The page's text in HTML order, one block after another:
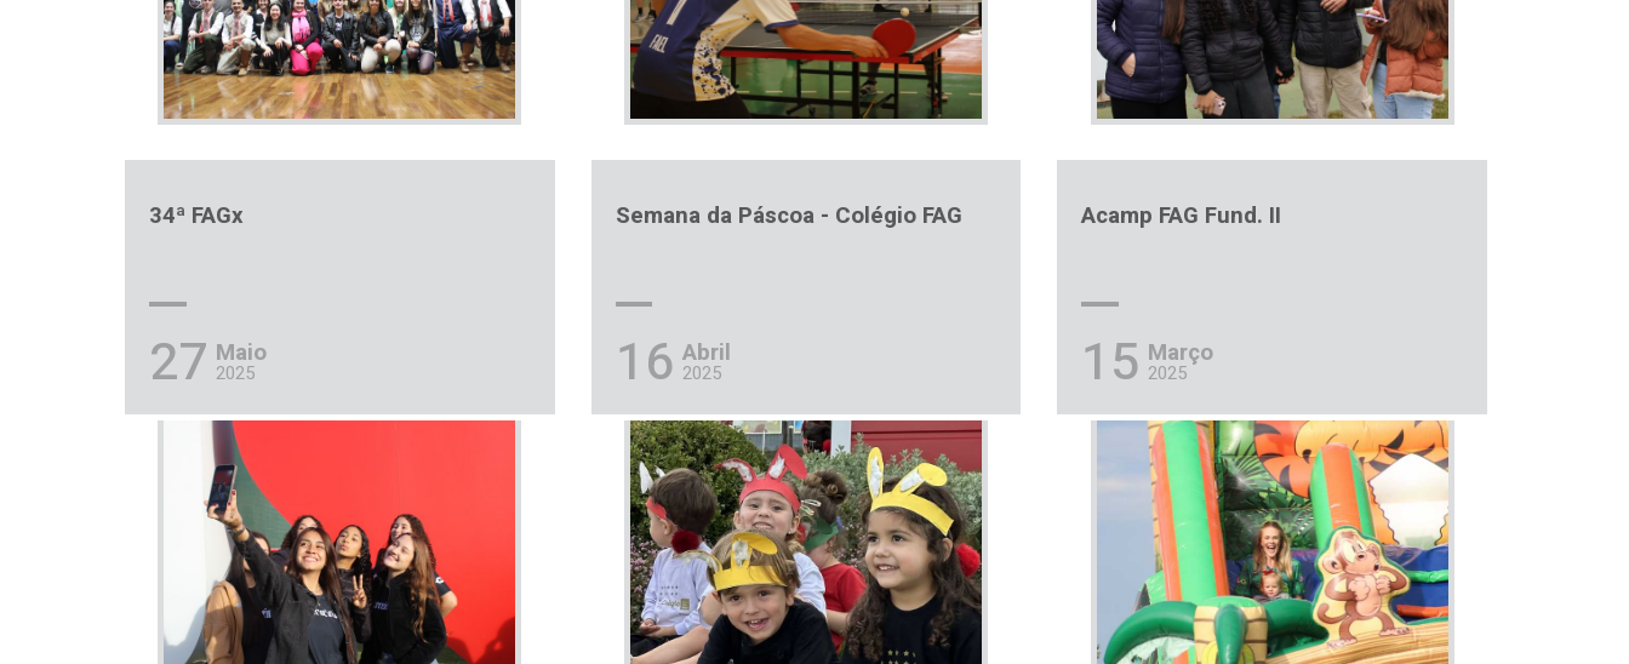
34ª FAGx
27 Maio
2025
Semana da Páscoa - Colégio FAG
16 Abril
2025
Acamp FAG Fund. II
15 Março
2025